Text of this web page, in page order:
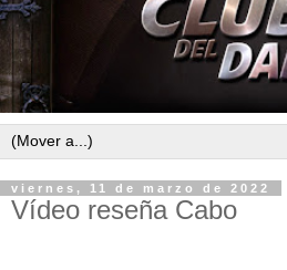
viernes, 11 de marzo de 2022
Vídeo reseña Cabo